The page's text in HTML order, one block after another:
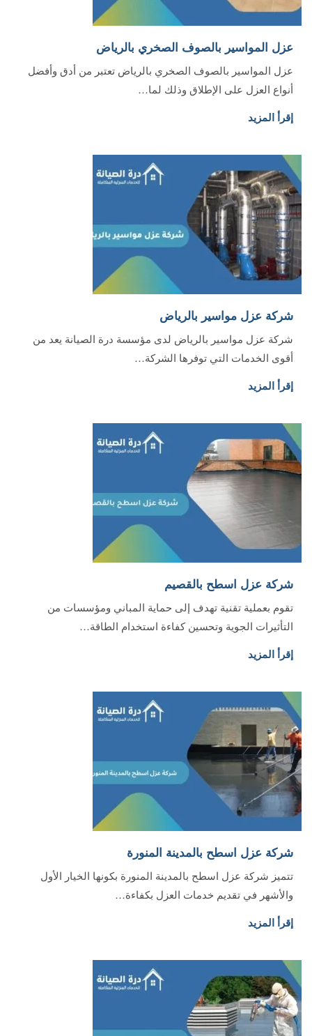
عزل المواسير بالصوف الصخري بالرياض
عزل المواسير بالصوف الصخري بالرياض تعتبر من أدق وأفضل
أنواع العزل على الإطلاق وذلك لما…
إقرأ المزيد
شركة عزل مواسير بالرياض
شركة عزل مواسير بالرياض لدى مؤسسة درة الصيانة يعد من
أقوى الخدمات التي توفرها الشركة…
إقرأ المزيد
شركة عزل اسطح بالقصيم
تقوم بعملية تقنية تهدف إلى حماية المباني ومؤسسات من
التأثيرات الجوية وتحسين كفاءة استخدام الطاقة…
إقرأ المزيد
شركة عزل اسطح بالمدينة المنورة
تتميز شركة عزل اسطح بالمدينة المنورة بكونها الخيار الأول
والأشهر في تقديم خدمات العزل بكفاءة…
إقرأ المزيد